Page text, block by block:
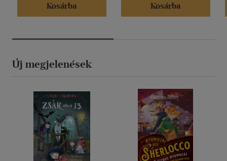
Kosárba
Kosárba
Új megjelenések